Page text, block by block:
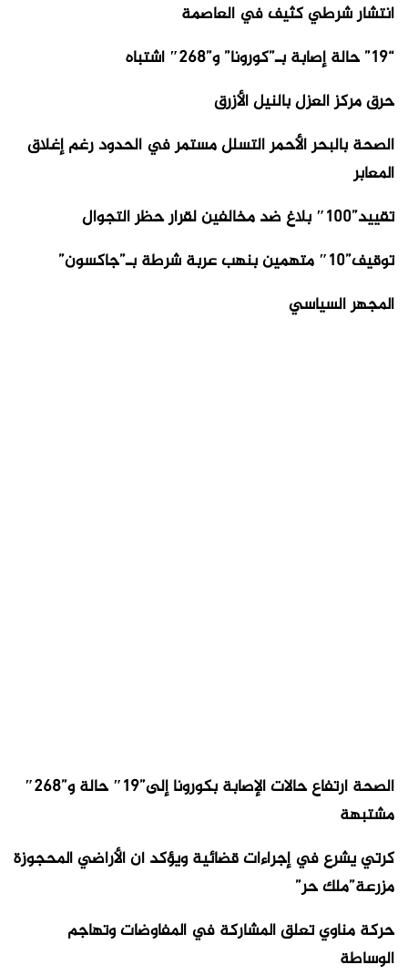
انتشار شرطي كثيف في العاصمة
“19” حالة إصابة بـ”كورونا” و”268″ اشتباه
حرق مركز العزل بالنيل الأزرق
الصحة بالبحر الأحمر التسلل مستمر في الحدود رغم إغلاق
المعابر
تقييد”100″ بلاغ ضد مخالفين لقرار حظر التجوال
توقيف”10″ متهمين بنهب عربة شرطة بـ”جاكسون”
المجهر السياسي
الصحة ارتفاع حالات الإصابة بكورونا إلى”19″ حالة و”268″
مشتبهة
كرتي يشرع في إجراءات قضائية ويؤكد أن الأراضي المحجوزة
مزرعة”ملك حر”
حركة مناوي تعلق المشاركة في المفاوضات وتهاجم
الوساطة